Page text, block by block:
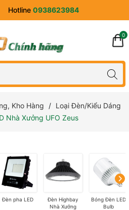
Hotline 0938623984
0
Kho Hàng
Loại Đèn/Kiểu Dáng
Nhà Xưởng UFO Zeus
Đèn pha LED
Đèn Highbay
Nhà Xưởng
Bóng Đèn LED
Bulb